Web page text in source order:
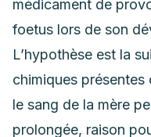
médicament de
foetus lors de son
L’hypothèse est la
chimiques présentes
le sang de la mère
prolongée, raison